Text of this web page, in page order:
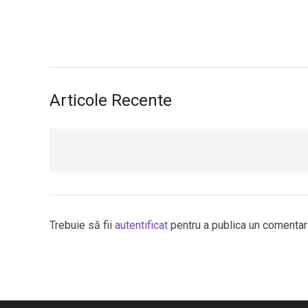
Articole Recente
Trebuie să fii autentificat pentru a publica un